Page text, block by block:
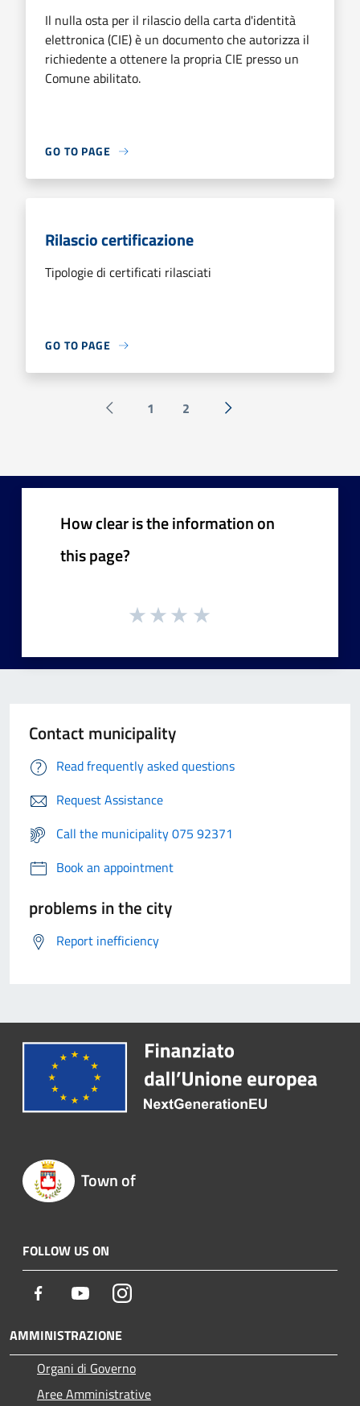
Il nulla osta per il rilascio della carta d'identità
elettronica (CIE) è un documento che autorizza il
richiedente a ottenere la propria CIE presso un
Comune abilitato.
GO TO PAGE
Rilascio certificazione
Tipologie di certificati rilasciati
GO TO PAGE
Pagina precedente
1 2 Next »
How clear is the information on
this page?
Contact municipality
Read frequently asked questions
Request Assistance
Call the municipality 075 92371
Book an appointment
problems in the city
Report inefficiency
Town of
FOLLOW US ON
Facebook YoutubeInstagram
AMMINISTRAZIONE
Organi di Governo
Aree Amministrative